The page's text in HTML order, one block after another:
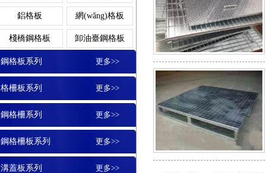
扇形鋼格板
鋼格板平臺
樓梯鋼格板
不銹鋼
玻璃格
平臺格
玻璃鋼格柵板
鋼格柵板
格柵蓋板
地溝蓋板
鋁格板 網(wǎng)格板
棧橋鋼格板 卸油臺鋼格板
鋼格板系列 更多>>
格柵板系列 更多>>
鋼格柵系列 更多>>
鋼格柵板系列 更多>>
溝蓋板系列 更多>>